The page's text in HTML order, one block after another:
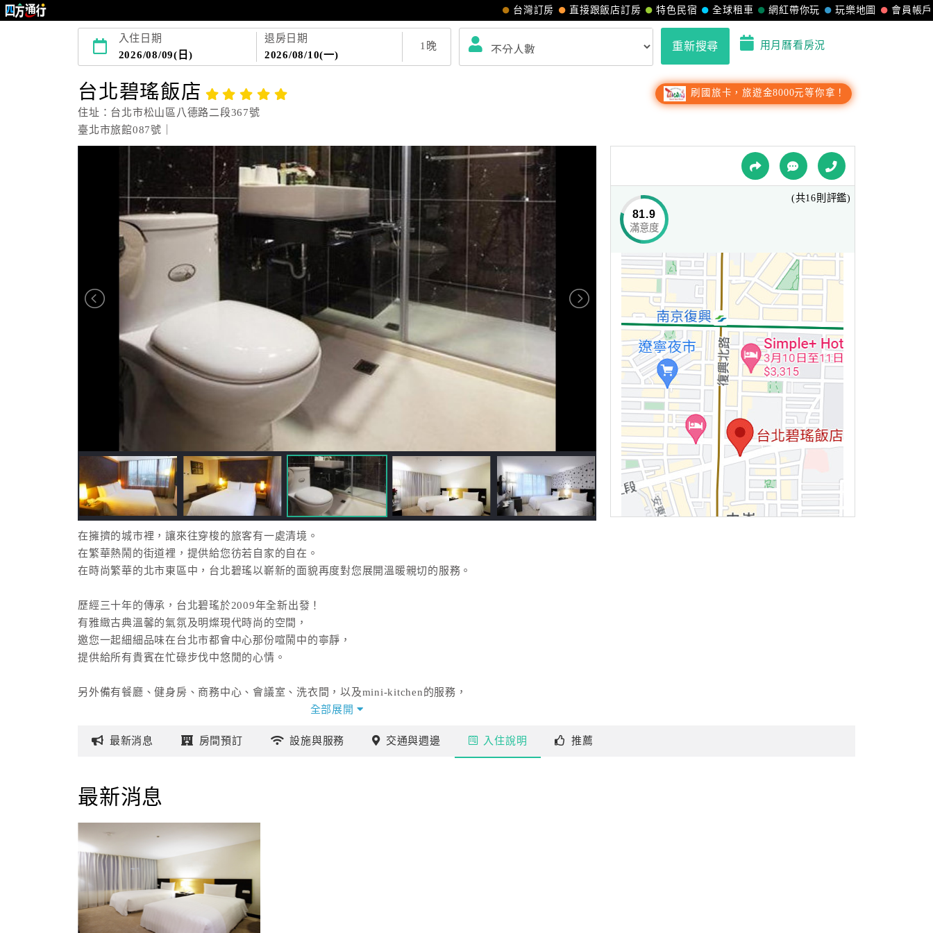
會員帳戶
玩樂地圖
網紅帶你玩
全球租車
特色民宿
直接跟飯店訂房
台灣訂房
入住日期
2026/08/09(日)
退房日期
2026/08/10(一)
1 晚 重新搜尋 用月曆看房況
台北碧瑤飯店
住址：台北市松山區八德路二段367號
臺北市旅館087號｜
刷國旅卡，旅遊金8000元等你拿！
在擁擠的城市裡，讓來往穿梭的旅客有一處清境。
在繁華熱鬧的街道裡，提供給您彷若自家的自在。
在時尚繁華的北市東區中，台北碧瑤以嶄新的面貌再度對您展開溫暖親切的服務。
歷經三十年的傳承，台北碧瑤於2009年全新出發！
有雅緻古典溫馨的氣氛及明燦現代時尚的空間，
邀您一起細細品味在台北市都會中心那份喧鬧中的寧靜，
提供給所有貴賓在忙碌步伐中悠閒的心情。
另外備有餐廳、健身房、商務中心、會議室、洗衣間，以及mini-kitchen的服務，
都希望能為所有光臨碧瑤的貴賓每天帶來歇息的享受與方便。
現代的設備，故人的溫情，在在都是碧瑤體貼旅客的心意。
也讓您感受到專屬於台灣濃厚的熱情。
台北碧瑤飯店榮獲交通部觀光局頒發「2010年全國優良觀光產業」之獎項，2009年台北市政府頒發「2009年度臺北市優良觀光產業」
以及「接待2009聽障奧林匹克運動會(賓客)旅館評核」之獎牌與獎金等獎項。
全部展開
81.9
滿意度
(共16則評鑑)
最新消息 房間預訂 設施與服務 交通與週邊 入住說明 推薦
最新消息